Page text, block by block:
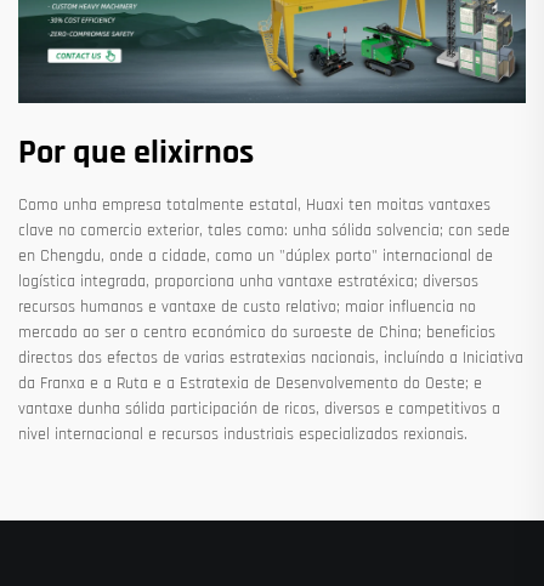
Por que elixirnos
Como unha empresa totalmente estatal, Huaxi ten moitas vantaxes
clave no comercio exterior, tales como: unha sólida solvencia; con sede
en Chengdu, onde a cidade, como un "dúplex porto" internacional de
logística integrada, proporciona unha vantaxe estratéxica; diversos
recursos humanos e vantaxe de custo relativo; maior influencia no
mercado ao ser o centro económico do suroeste de China; beneficios
directos dos efectos de varias estratexias nacionais, incluíndo a Iniciativa
da Franxa e a Ruta e a Estratexia de Desenvolvemento do Oeste; e
vantaxe dunha sólida participación de ricos, diversos e competitivos a
nivel internacional e recursos industriais especializados rexionais.